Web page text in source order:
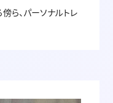
ら、パーソナルトレ